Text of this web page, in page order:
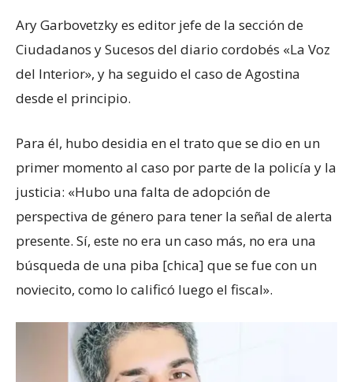
Ary Garbovetzky es editor jefe de la sección de
Ciudadanos y Sucesos del diario cordobés «La Voz
del Interior», y ha seguido el caso de Agostina
desde el principio.
Para él, hubo desidia en el trato que se dio en un
primer momento al caso por parte de la policía y la
justicia: «Hubo una falta de adopción de
perspectiva de género para tener la señal de alerta
presente. Sí, este no era un caso más, no era una
búsqueda de una piba [chica] que se fue con un
noviecito, como lo calificó luego el fiscal».